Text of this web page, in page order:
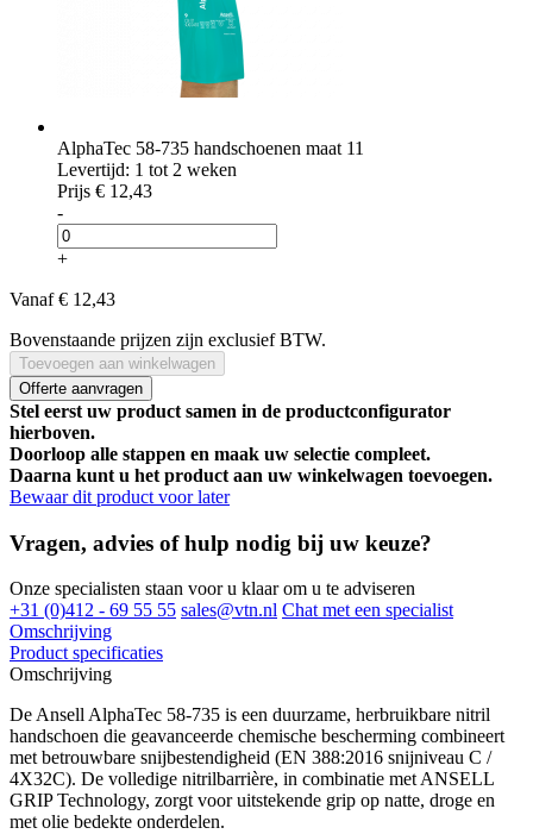
AlphaTec 58-735 handschoenen maat 11
Levertijd: 1 tot 2 weken
Prijs € 12,43
-
+
Vanaf € 12,43
Bovenstaande prijzen zijn exclusief BTW.
Toevoegen aan winkelwagen
Offerte aanvragen
Stel eerst uw product samen in de productconfigurator
hierboven.
Doorloop alle stappen en maak uw selectie compleet.
Daarna kunt u het product aan uw winkelwagen toevoegen.
Bewaar dit product voor later
Vragen, advies of hulp nodig bij uw keuze?
Onze specialisten staan voor u klaar om u te adviseren
+31 (0)412 - 69 55 55 sales@vtn.nl Chat met een specialist
Omschrijving
Product specificaties
Omschrijving
De Ansell AlphaTec 58-735 is een duurzame, herbruikbare nitril
handschoen die geavanceerde chemische bescherming combineert
met betrouwbare snijbestendigheid (EN 388:2016 snijniveau C /
4X32C). De volledige nitrilbarrière, in combinatie met ANSELL
GRIP Technology, zorgt voor uitstekende grip op natte, droge en
met olie bedekte onderdelen.